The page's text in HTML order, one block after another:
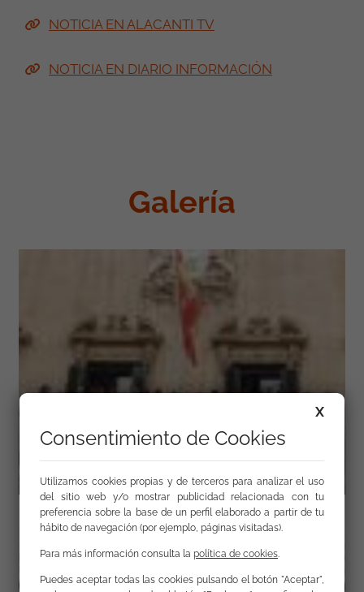
NOTICIA EN ALACANTI TV
NOTICIA EN DIARIO INFORMACIÓN
Galería
X
Consentimiento de Cookies
Utilizamos cookies propias y de terceros para analizar el uso
del sitio web y/o mostrar publicidad relacionada con tu
preferencia sobre la base de un perfil elaborado a partir de tu
hábito de navegación (por ejemplo, páginas visitadas).
Para más información consulta la política de cookies
Puedes aceptar todas las cookies pulsando el botón "Aceptar",